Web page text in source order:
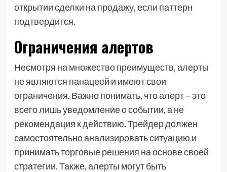
открытии сделки на продажу, если паттерн
подтвердится.
Ограничения алертов
Несмотря на множество преимуществ, алерты
не являются панацеей и имеют свои
ограничения. Важно понимать, что алерт – это
всего лишь уведомление о событии, а не
рекомендация к действию. Трейдер должен
самостоятельно анализировать ситуацию и
принимать торговые решения на основе своей
стратегии. Также, алерты могут быть